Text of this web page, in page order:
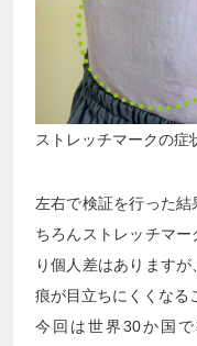
ストレッチマークの症
左右で検証を行った
ちろんストレッチマ
り個人差はあります
痕が目立ちにくくなる
今回は世界30か国